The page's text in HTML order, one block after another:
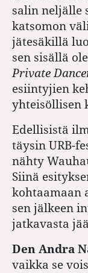
salin neljälle
katsomon
jätesäkillä
sen sisällä
Private
esiintyjien
yhteisöllisen
Edellisistä
täysin URB-
nähty
Siinä
kohtaamaan
sen jälkeen
jatkavasta
Den Andra
vaikka se